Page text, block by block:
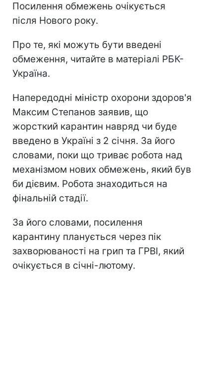
Посилення обмежень очікується
після Нового року.
Про те, які можуть бути введені
обмеження, читайте в матеріалі РБК-
Україна.
Напередодні міністр охорони здоров'я
Максим Степанов заявив, що
жорсткий карантин навряд чи буде
введено в Україні з 2 січня. За його
словами, поки що триває робота над
механізмом нових обмежень, який був
би дієвим. Робота знаходиться на
фінальній стадії.
За його словами, посилення
карантину планується через пік
захворюваності на грип та ГРВІ, який
очікується в січні-лютому.